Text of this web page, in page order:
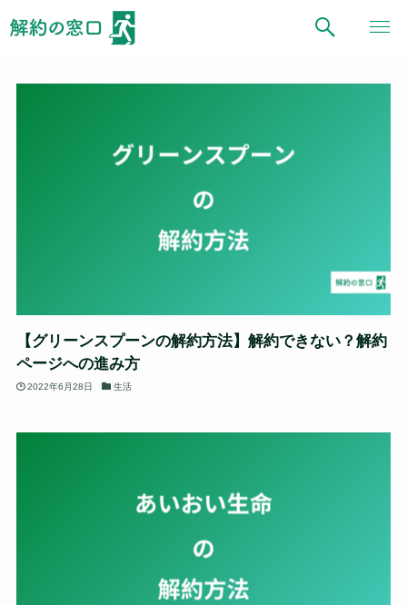
【グリーンスプーンの解約方法】解約できない？解約
ページへの進み方
2022年6月28日 生活